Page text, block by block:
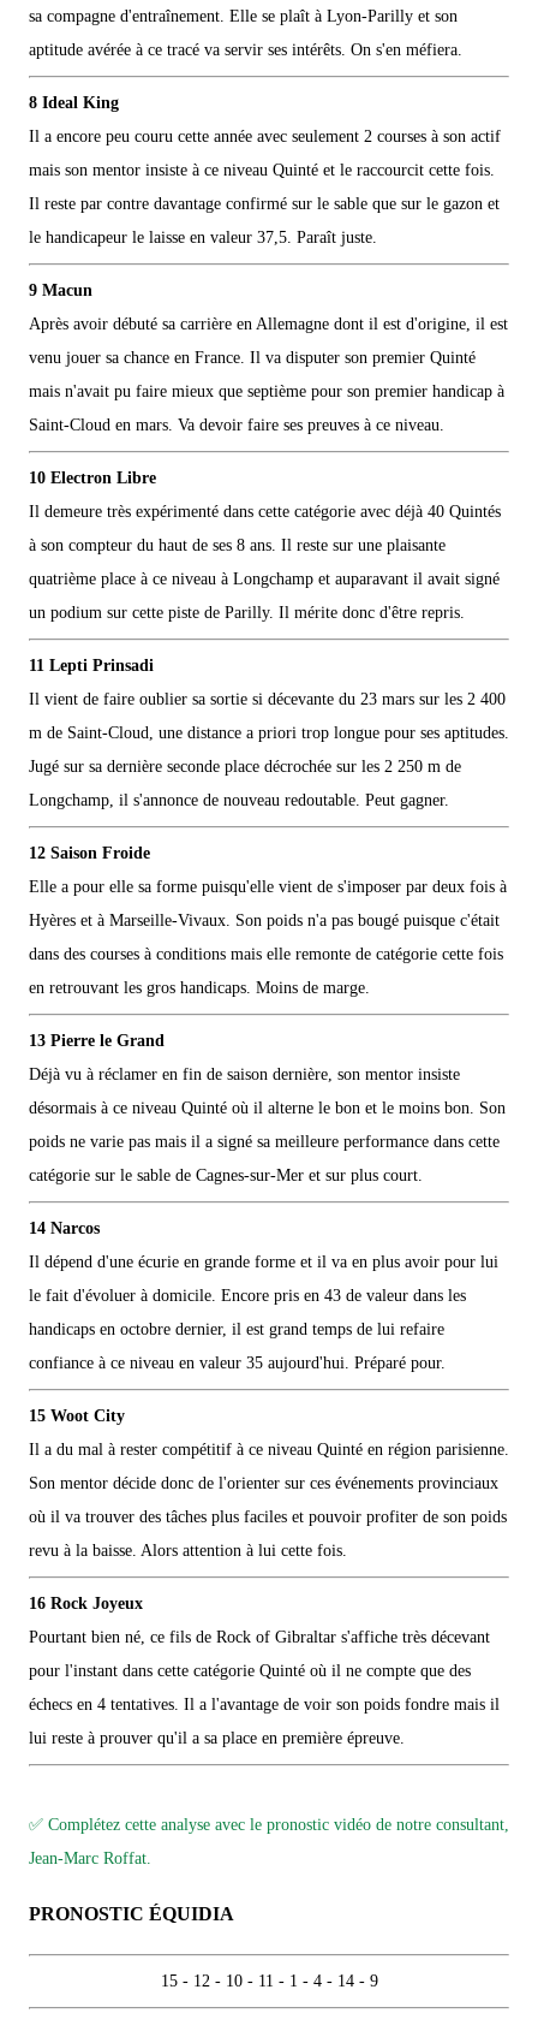
sa compagne d'entraînement. Elle se plaît à Lyon-Parilly et son
aptitude avérée à ce tracé va servir ses intérêts. On s'en méfiera.
8 Ideal King
Il a encore peu couru cette année avec seulement 2 courses à son actif
mais son mentor insiste à ce niveau Quinté et le raccourcit cette fois.
Il reste par contre davantage confirmé sur le sable que sur le gazon et
le handicapeur le laisse en valeur 37,5. Paraît juste.
9 Macun
Après avoir débuté sa carrière en Allemagne dont il est d'origine, il est
venu jouer sa chance en France. Il va disputer son premier Quinté
mais n'avait pu faire mieux que septième pour son premier handicap à
Saint-Cloud en mars. Va devoir faire ses preuves à ce niveau.
10 Electron Libre
Il demeure très expérimenté dans cette catégorie avec déjà 40 Quintés
à son compteur du haut de ses 8 ans. Il reste sur une plaisante
quatrième place à ce niveau à Longchamp et auparavant il avait signé
un podium sur cette piste de Parilly. Il mérite donc d'être repris.
11 Lepti Prinsadi
Il vient de faire oublier sa sortie si décevante du 23 mars sur les 2 400
m de Saint-Cloud, une distance a priori trop longue pour ses aptitudes.
Jugé sur sa dernière seconde place décrochée sur les 2 250 m de
Longchamp, il s'annonce de nouveau redoutable. Peut gagner.
12 Saison Froide
Elle a pour elle sa forme puisqu'elle vient de s'imposer par deux fois à
Hyères et à Marseille-Vivaux. Son poids n'a pas bougé puisque c'était
dans des courses à conditions mais elle remonte de catégorie cette fois
en retrouvant les gros handicaps. Moins de marge.
13 Pierre le Grand
Déjà vu à réclamer en fin de saison dernière, son mentor insiste
désormais à ce niveau Quinté où il alterne le bon et le moins bon. Son
poids ne varie pas mais il a signé sa meilleure performance dans cette
catégorie sur le sable de Cagnes-sur-Mer et sur plus court.
14 Narcos
Il dépend d'une écurie en grande forme et il va en plus avoir pour lui
le fait d'évoluer à domicile. Encore pris en 43 de valeur dans les
handicaps en octobre dernier, il est grand temps de lui refaire
confiance à ce niveau en valeur 35 aujourd'hui. Préparé pour.
15 Woot City
Il a du mal à rester compétitif à ce niveau Quinté en région parisienne.
Son mentor décide donc de l'orienter sur ces événements provinciaux
où il va trouver des tâches plus faciles et pouvoir profiter de son poids
revu à la baisse. Alors attention à lui cette fois.
16 Rock Joyeux
Pourtant bien né, ce fils de Rock of Gibraltar s'affiche très décevant
pour l'instant dans cette catégorie Quinté où il ne compte que des
échecs en 4 tentatives. Il a l'avantage de voir son poids fondre mais il
lui reste à prouver qu'il a sa place en première épreuve.
✅ Complétez cette analyse avec le pronostic vidéo de notre consultant,
Jean-Marc Roffat.
PRONOSTIC ÉQUIDIA
15 - 12 - 10 - 11 - 1 - 4 - 14 - 9